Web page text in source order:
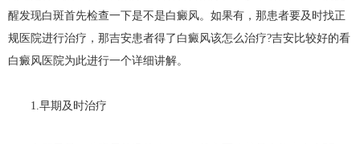
醒发现白斑首先检查一下是不是白癜风。如果有，那患者要及时找正
规医院进行治疗，那吉安患者得了白癜风该怎么治疗?吉安比较好的看
白癜风医院为此进行一个详细讲解。
1.早期及时治疗